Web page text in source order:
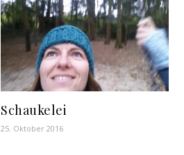
Schaukelei
25. Oktober 2016